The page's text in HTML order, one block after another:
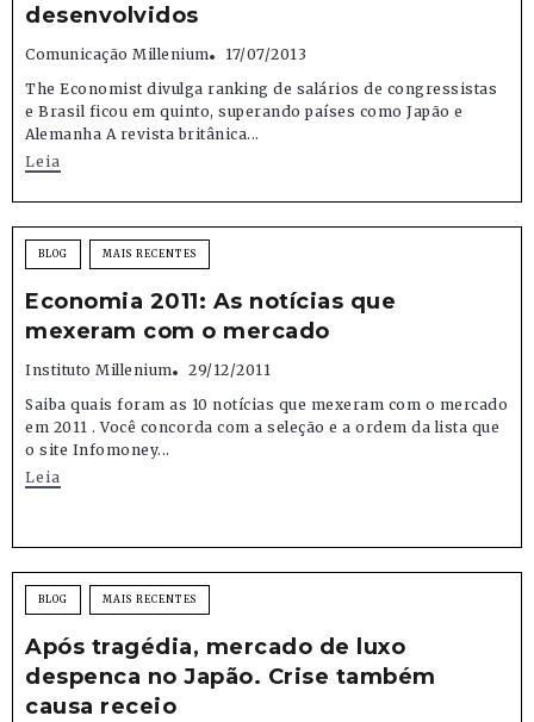
desenvolvidos
Comunicação Millenium
17/07/2013
The Economist divulga ranking de salários de congressistas
e Brasil ficou em quinto, superando países como Japão e
Alemanha A revista britânica...
Leia
BLOG MAIS RECENTES
Economia 2011: As notícias que
mexeram com o mercado
Instituto Millenium
29/12/2011
Saiba quais foram as 10 notícias que mexeram com o mercado
em 2011 . Você concorda com a seleção e a ordem da lista que
o site Infomoney...
Leia
BLOG MAIS RECENTES
Após tragédia, mercado de luxo
despenca no Japão. Crise também
causa receio